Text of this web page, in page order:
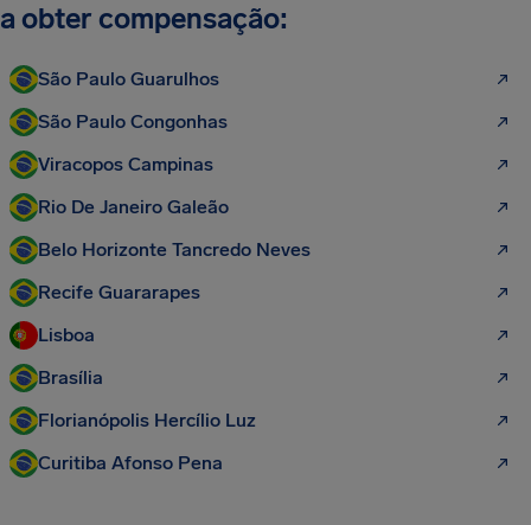
a obter compensação:
São Paulo Guarulhos
São Paulo Congonhas
Viracopos Campinas
Rio De Janeiro Galeão
Belo Horizonte Tancredo Neves
Recife Guararapes
Lisboa
Brasília
Florianópolis Hercílio Luz
Curitiba Afonso Pena